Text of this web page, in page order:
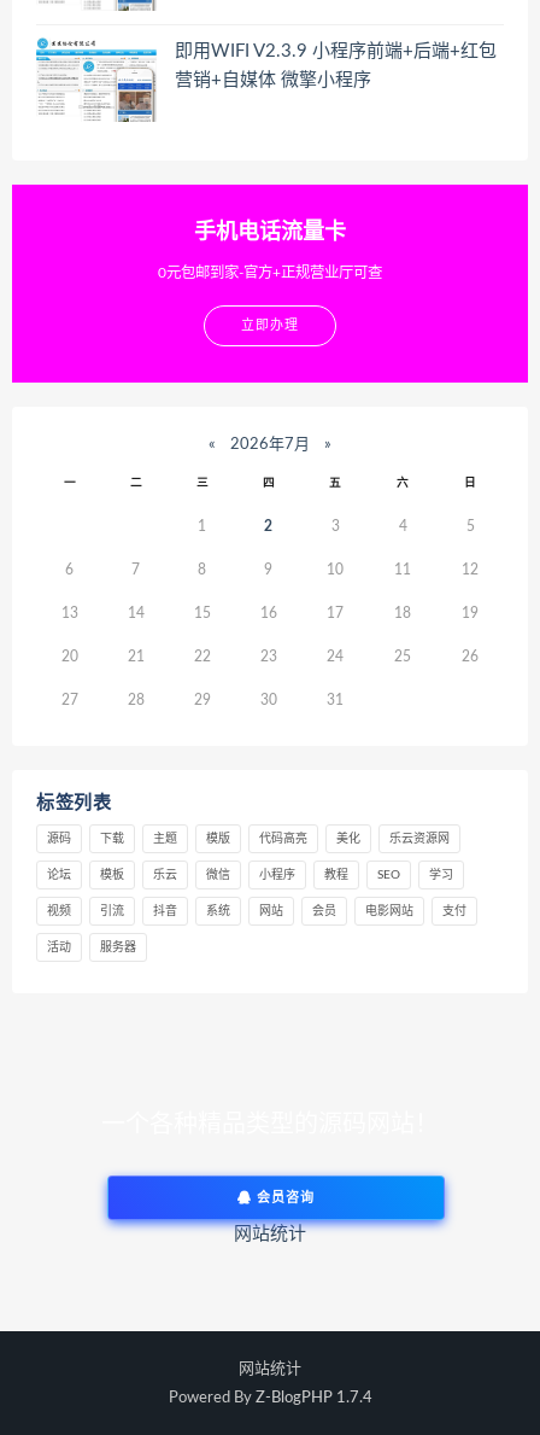
即用WIFI V2.3.9 小程序前端+后端+红包
营销+自媒体 微擎小程序
手机电话流量卡
0元包邮到家-官方+正规营业厅可查
立即办理
« 2026年7月 »
一 二 三 四 五 六 日
1 2 3 4 5
6 7 8 9 10 11 12
13 14 15 16 17 18 19
20 21 22 23 24 25 26
27 28 29 30 31
标签列表
源码 下载 主题 模版 代码高亮 美化 乐云资源网
论坛 模板 乐云 微信 小程序 教程 SEO 学习
视频 引流 抖音 系统 网站 会员 电影网站 支付
活动 服务器
会员咨询
网站统计
网站统计
Powered By Z-BlogPHP 1.7.4